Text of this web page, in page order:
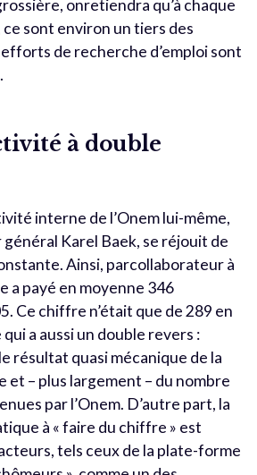
onretiendra qu’à chaque
sont environ un tiers des
de recherche d’emploi sont
à double
interne de l’Onem lui-même,
Karel Baek, se réjouit de
Ainsi, parcollaborateur à
a payé en moyenne 346
Ce chiffre n’était que de 289 en
a aussi un double revers :
résultat quasi mécanique de la
et – plus largement – du nombre
par l’Onem. D’autre part, la
à « faire du chiffre » est
tels ceux de la plate-forme